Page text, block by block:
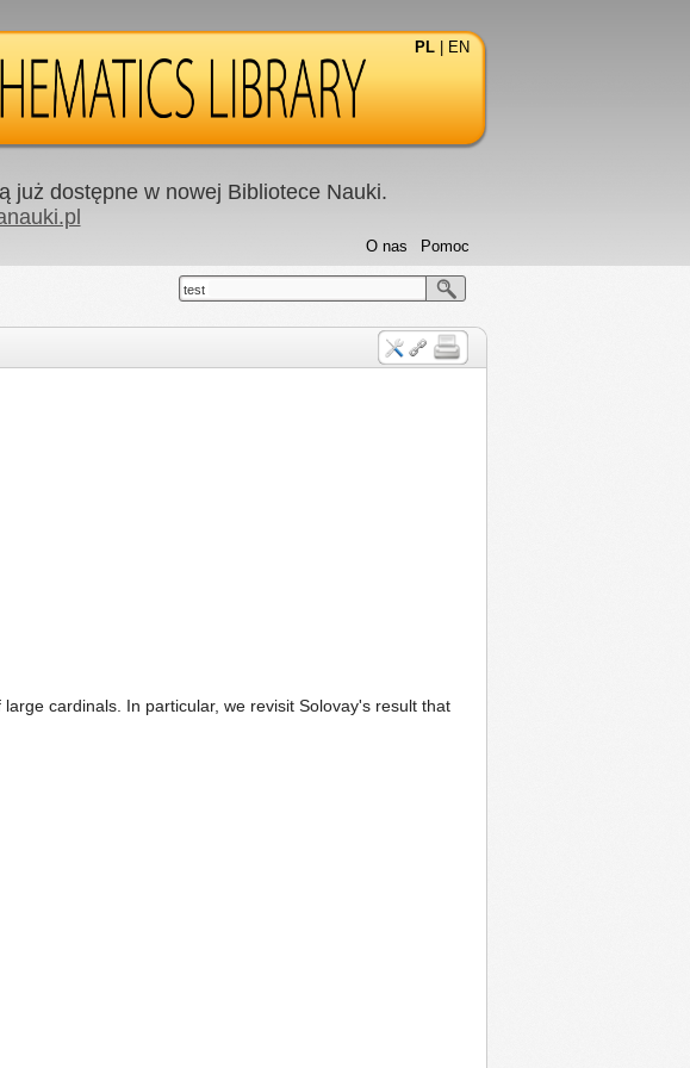
PL EN
już dostępne w nowej Bibliotece Nauki.
Pomoc
O nas
test
cardinals. In particular, we revisit Solovay's result that